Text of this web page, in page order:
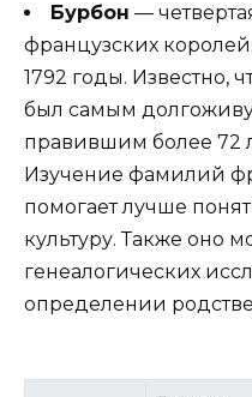
Бурбон —
французских
1792 годы. Известно,
был самым
правившим более 72
Изучение фамилий
помогает лучше
культуру. Также оно
генеалогических
определении